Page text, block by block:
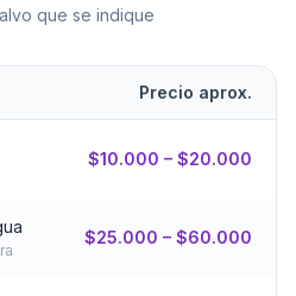
que se indique
Precio aprox.
$10.000 – $20.000
$25.000 – $60.000